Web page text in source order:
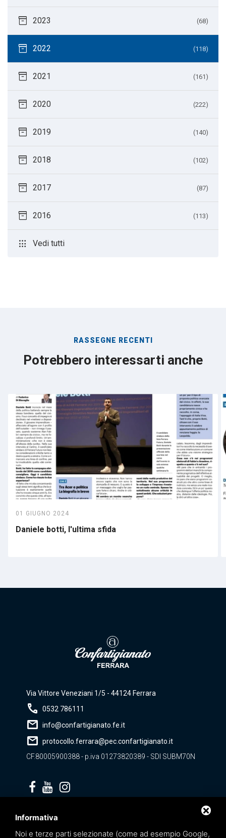
inventory_2 2023 (68)
inventory_2 2022 (118)
inventory_2 2021 (161)
inventory_2 2020 (222)
inventory_2 2019 (140)
inventory_2 2018 (102)
inventory_2 2017 (87)
inventory_2 2016 (113)
apps Vedi tutti
RASSEGNE RECENTI
Potrebbero interessarti anche
01 GIUGNO 2024
Daniele botti, l'ultima sfida
Via Vittore Veneziani 1/5 - 44124 Ferrara
call 0532 786111
mail info@confartigianato.fe.it
mail protocollo.ferrara@pec.confartigianato.it
CF.80005900388 - p.iva 01273820389 - SDI SUBM70N
Informativa
Noi e terze parti selezionate (come ad esempio Google,